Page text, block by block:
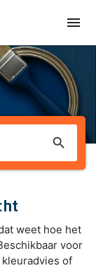
menu
search
weet hoe het
voor
of